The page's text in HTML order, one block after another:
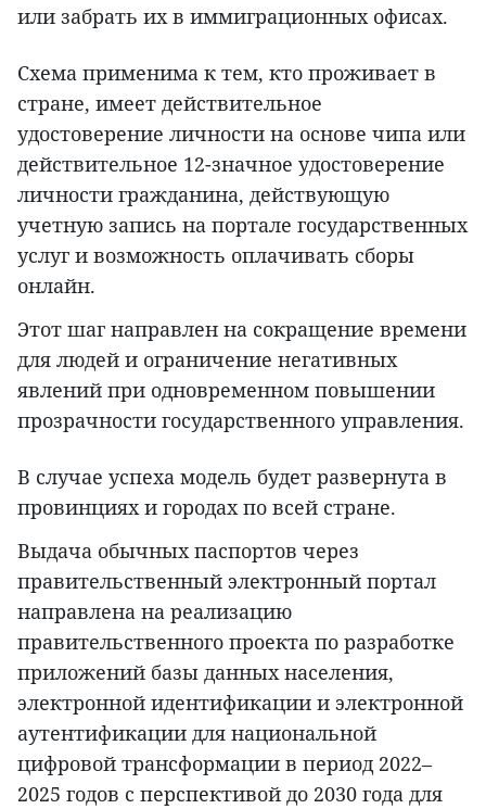
или забрать их в иммиграционных офисах.
Схема применима к тем, кто проживает в
стране, имеет действительное
удостоверение личности на основе чипа или
действительное 12-значное удостоверение
личности гражданина, действующую
учетную запись на портале государственных
услуг и возможность оплачивать сборы
онлайн.
Этот шаг направлен на сокращение времени
для людей и ограничение негативных
явлений при одновременном повышении
прозрачности государственного управления.
В случае успеха модель будет развернута в
провинциях и городах по всей стране.
Выдача обычных паспортов через
правительственный электронный портал
направлена на реализацию
правительственного проекта по разработке
приложений базы данных населения,
электронной идентификации и электронной
аутентификации для национальной
цифровой трансформации в период 2022–
2025 годов с перспективой до 2030 года для